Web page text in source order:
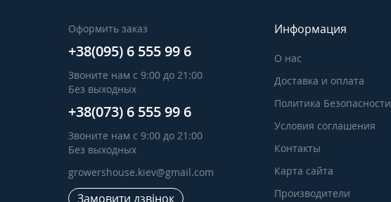
Оформить заказ
+38(095) 6 555 99 6
Звоните нам с 9:00 до 21:00
Без выходных
+38(073) 6 555 99 6
Звоните нам с 9:00 до 21:00
Без выходных
growershouse.kiev@gmail.com
Замовити дзвінок
Информация
О нас
Доставка и оплата
Политика Безопасности
Условия соглашения
Контакты
Карта сайта
Производители